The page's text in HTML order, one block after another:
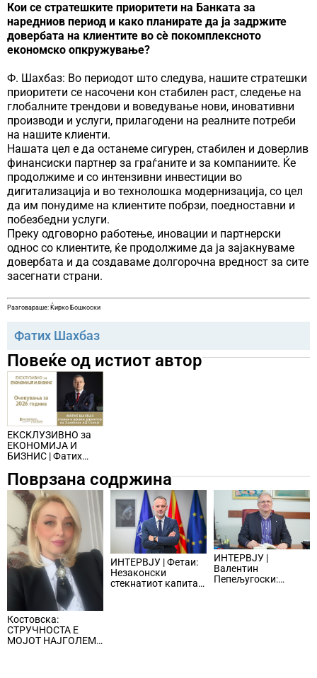
Кои се стратешките приоритети на Банката за
наредниов период и како планирате да ја задржите
довербата на клиентите во сè покомплексното
економско опкружување?
Ф. Шахбаз: Во периодот што следува, нашите стратешки
приоритети се насочени кон стабилен раст, следење на
глобалните трендови и воведување нови, иновативни
производи и услуги, прилагодени на реалните потреби
на нашите клиенти.
Нашата цел е да останеме сигурен, стабилен и доверлив
финансиски партнер за граѓаните и за компаниите. Ќе
продолжиме и со интензивни инвестиции во
дигитализација и во технолошка модернизација, со цел
да им понудиме на клиентите побрзи, поедноставни и
побезбедни услуги.
Преку одговорно работење, иновации и партнерски
однос со клиентите, ќе продолжиме да ја зајакнуваме
довербата и да создаваме долгорочна вредност за сите
засегнати страни.
Разговараше: Ќирко Бошкоски
Фатих Шахбаз
Повеќе од истиот автор
ЕКСКЛУЗИВНО за
ЕКОНОМИЈА И
БИЗНИС | Фатих
за 2026 година
Поврзана содржина
Костовска:
СТРУЧНОСТА Е
МОЈОТ НАЈГОЛЕМ
ИНТЕРВЈУ | Фетаи:
Незаконски
стекнатиот капитал
ИНТЕРВЈУ |
Валентин
Пепељугоски: